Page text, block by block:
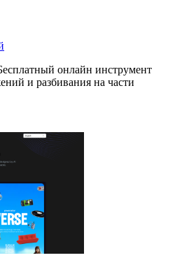
онлайн инструмент
и разбивания на части